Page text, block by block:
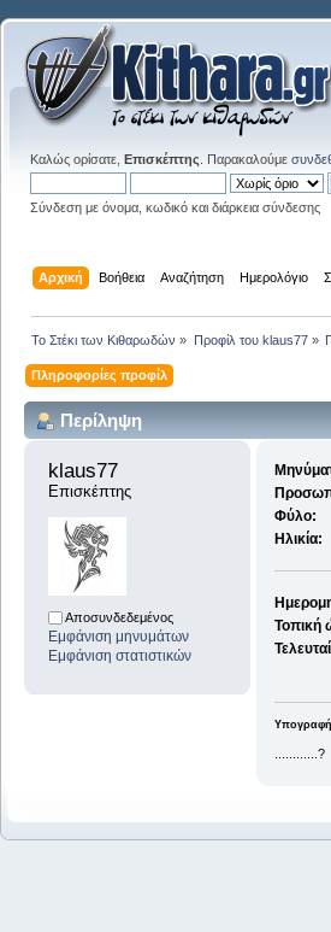
Καλώς ορίσατε, Επισκέπτης . Παρακαλούμε
Σύνδεση με όνομα, κωδικό και διάρκεια σύνδεσης
Αρχική Βοήθεια Αναζήτηση Ημερολόγιο
Το Στέκι των Κιθαρωδών » Προφίλ του klaus77»
Πληροφορίες προφίλ
Περίληψη
klaus77
Επισκέπτης
Αποσυνδεδεμένος
Εμφάνιση μηνυμάτων
Εμφάνιση στατιστικών
Φύλο:
Ηλικία:
Τοπική
............?